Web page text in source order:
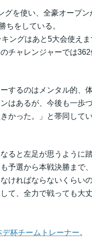
グを使い、全豪オープ
ちをしている。
キングはあと5大会使え
チャレンジャーでは
するのはメンタル的、
はあるが、今後も一歩
かった。」と帯同してい
ると左足が思うように
予選から本戦決勝まで
ければならないくらい
て、全力で戦っても大
デ杯チームトレーナー。